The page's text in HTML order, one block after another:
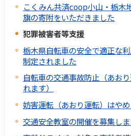
こくみん共済coop小山・栃木
旗の寄附をいただきました
犯罪被害者等支援
栃木県自転車の安全で適正な
制定されました
自転車の交通事故防止（あお
れます）
妨害運転（あおり運転）はや
交通安全教室の開催を募集し